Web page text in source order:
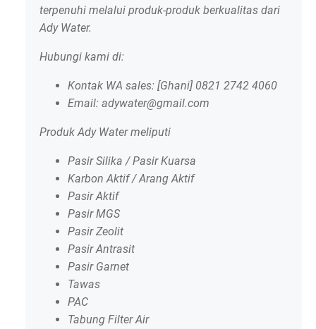
terpenuhi melalui produk-produk berkualitas dari
Ady Water.
Hubungi kami di:
Kontak WA sales: [Ghani] 0821 2742 4060
Email: adywater@gmail.com
Produk Ady Water meliputi
Pasir Silika / Pasir Kuarsa
Karbon Aktif / Arang Aktif
Pasir Aktif
Pasir MGS
Pasir Zeolit
Pasir Antrasit
Pasir Garnet
Tawas
PAC
Tabung Filter Air